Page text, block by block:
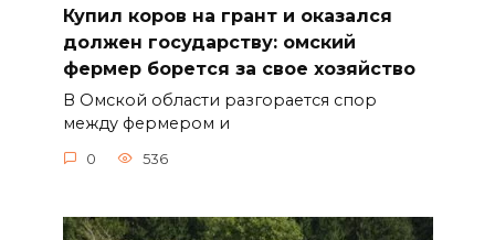
Купил коров на грант и оказался
должен государству: омский
фермер борется за свое хозяйство
В Омской области разгорается спор
между фермером и
0 536